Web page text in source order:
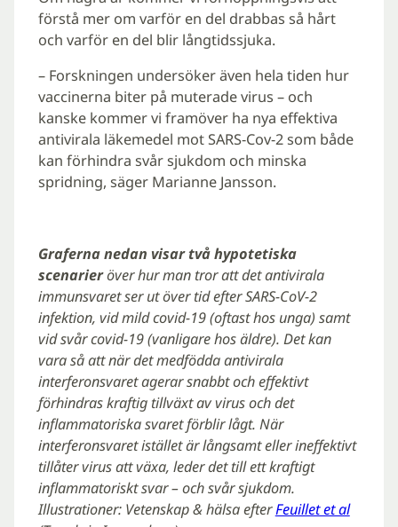
förstå mer om varför en del drabbas så hårt
och varför en del blir långtidssjuka.
– Forskningen undersöker även hela tiden hur
vaccinerna biter på muterade virus – och
kanske kommer vi framöver ha nya effektiva
antivirala läkemedel mot SARS-Cov-2 som både
kan förhindra svår sjukdom och minska
spridning, säger Marianne Jansson.
Graferna nedan visar två hypotetiska
scenarieröver hur man tror att det antivirala
immunsvaret ser ut över tid efter SARS-CoV-2
infektion, vid mild covid-19 (oftast hos unga) samt
vid svår covid-19 (vanligare hos äldre). Det kan
vara så att när det medfödda antivirala
interferonsvaret agerar snabbt och effektivt
förhindras kraftig tillväxt av virus och det
inflammatoriska svaret förblir lågt. När
interferonsvaret istället är långsamt eller ineffektivt
tillåter virus att växa, leder det till ett kraftigt
inflammatoriskt svar – och svår sjukdom.
Illustrationer: Vetenskap & hälsa efterFeuillet et al